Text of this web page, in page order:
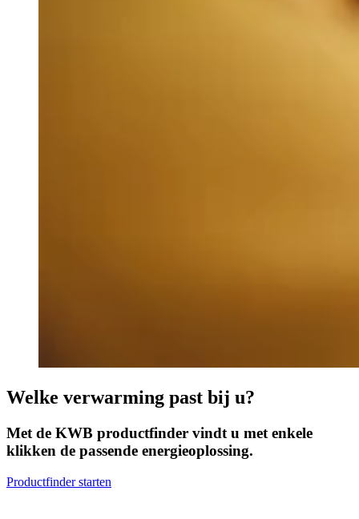
Welke verwarming past bij u?
Met de KWB productfinder vindt u met enkele
klikken de passende energieoplossing.
Productfinder starten